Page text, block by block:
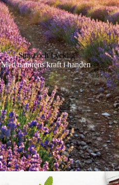
Sund och Lycklig
Med naturens kraft i handen